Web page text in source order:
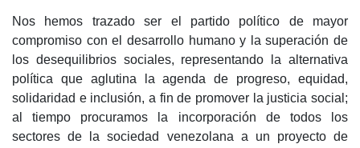
Nos hemos trazado ser el partido político de mayor
compromiso con el desarrollo humano y la superación de
los desequilibrios sociales, representando la alternativa
política que aglutina la agenda de progreso, equidad,
solidaridad e inclusión, a fin de promover la justicia social;
al tiempo procuramos la incorporación de todos los
sectores de la sociedad venezolana a un proyecto de